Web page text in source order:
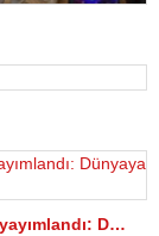
Türkiye’den KKTC kararı! Resmi Gazete’de yayımlandı: Dünyaya ilan ediyoruz…